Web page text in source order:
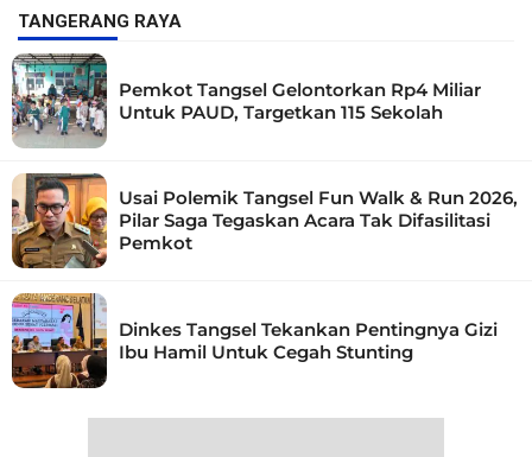
TANGERANG RAYA
Pemkot Tangsel Gelontorkan Rp4 Miliar
Untuk PAUD, Targetkan 115 Sekolah
Usai Polemik Tangsel Fun Walk & Run 2026,
Pilar Saga Tegaskan Acara Tak Difasilitasi
Pemkot
Dinkes Tangsel Tekankan Pentingnya Gizi
Ibu Hamil Untuk Cegah Stunting